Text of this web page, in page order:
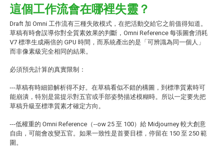
這個工作流會在哪裡失靈？
Draft 加 Omni 工作流有三種失敗模式，在把活動交給它之前值得知道。
草稿有時會誤導你對全質素效果的判斷，Omni Reference 每張圖會消耗
V7 標準生成兩倍的 GPU 時間，而系統產出的是「可辨識為同一個人」
而非像素級完全相同的結果。
必須預先計算的真實限制：
---草稿有時細節解析得不好。在草稿看似不錯的構圖，到標準質素時可
能崩潰，特別是當提示對五官或手部姿勢描述模糊時。所以一定要先把
草稿升級至標準質素才確定方向。
---低權重的 Omni Reference（--ow 25 至 100）給 Midjourney 較大創意
自由，可能會改變五官。如果一致性是首要目標，停留在 150 至 250 範
圍。